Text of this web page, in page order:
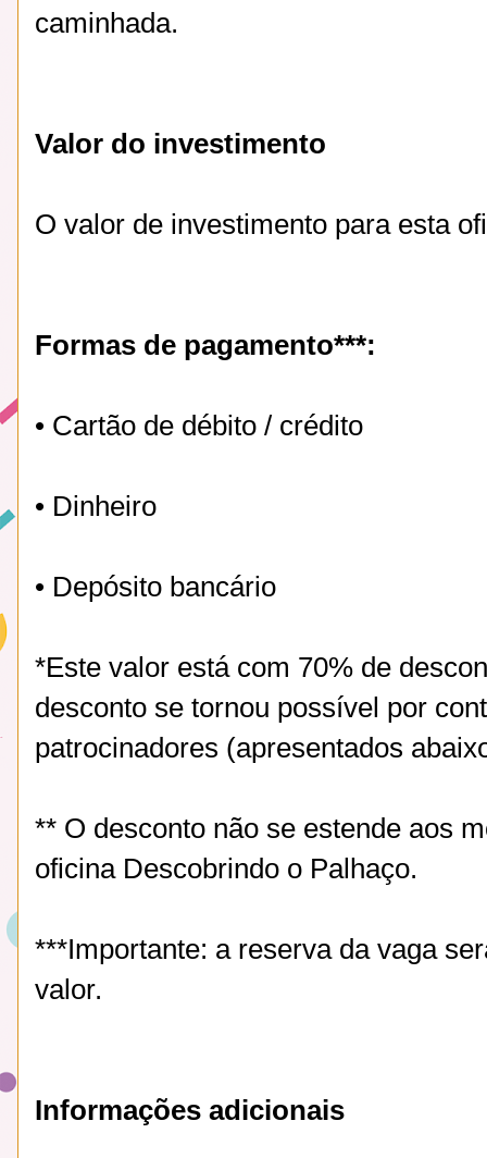
caminhada.
Valor do investimento
O valor de investimento para esta
Formas de pagamento***:
• Cartão de débito / crédito
• Dinheiro
• Depósito bancário
*Este valor está com 70% de
desconto se tornou possível por
patrocinadores (apresentados
** O desconto não se estende aos
oficina Descobrindo o Palhaço.
***Importante: a reserva da vaga
valor.
Informações adicionais